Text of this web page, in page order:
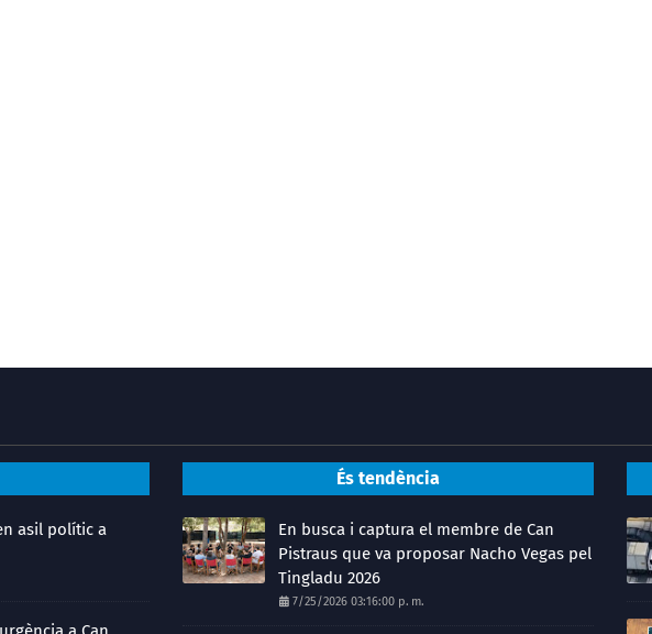
asil polític a
És tendència
En busca i captura el membre de Can
Pistraus que va proposar Nacho Vegas pel
Tingladu 2026
7/25/2026 03:16:00 p. m.